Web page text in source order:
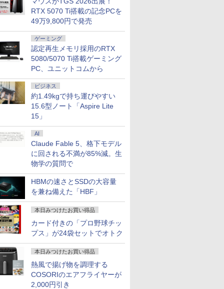
RTX 5070 Ti搭載の記念PCを
49万9,800円で発売
ゲーミング
認定再生メモリ採用のRTX
5080/5070 Ti搭載ゲーミング
PC、ユニットコムから
ビジネス
約1.49kgで持ち運びやすい
15.6型ノート「Aspire Lite
15」
AI
Claude Fable 5、格下モデル
に回される不満が85%減。生
物学の質問で
HBMの速さとSSDの大容量
を兼ね備えた「HBF」
本日みつけたお買い得品
カード付きの「プロ野球チッ
プス」が24袋セットでオトク
本日みつけたお買い得品
熱風で揚げ物を調理する
COSORIのエアフライヤーが
2,000円引き